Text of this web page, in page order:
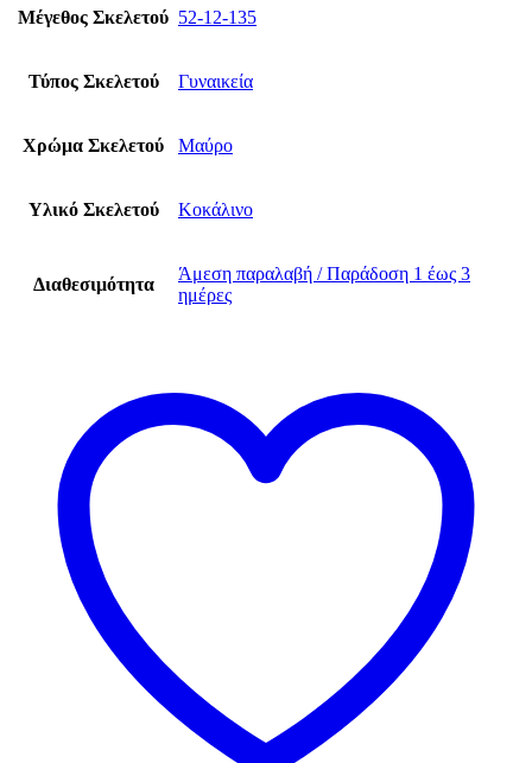
Μέγεθος Σκελετού 52-12-135
Τύπος Σκελετού Γυναικεία
Χρώμα Σκελετού Μαύρο
Υλικό Σκελετού Κοκάλινο
Διαθεσιμότητα
Άμεση παραλαβή / Παράδoση 1 έως 3
ημέρες